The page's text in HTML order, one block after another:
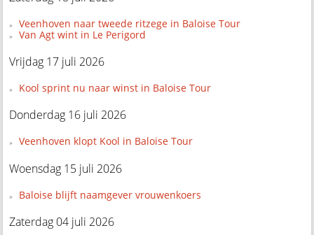
Veenhoven naar tweede ritzege in Baloise Tour
Van Agt wint in Le Perigord
Vrijdag 17 juli 2026
Kool sprint nu naar winst in Baloise Tour
Donderdag 16 juli 2026
Veenhoven klopt Kool in Baloise Tour
Woensdag 15 juli 2026
Baloise blijft naamgever vrouwenkoers
Zaterdag 04 juli 2026